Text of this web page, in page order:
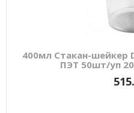
400мл Стакан-шейкер
ПЭТ 50шт/уп